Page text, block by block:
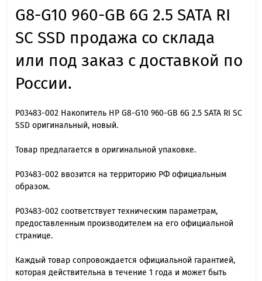
G8-G10 960-GB 6G 2.5 SATA RI
SC SSD продажа со склада
или под заказ с доставкой по
России.
P03483-002 Накопитель HP G8-G10 960-GB 6G 2.5 SATA RI SC
SSD оригинальный, новый.
Товар предлагается в оригинальной упаковке.
P03483-002 ввозится на территорию РФ официальным
образом.
P03483-002 cоответствует техническим параметрам,
предоставленным производителем на его официальной
странице.
Каждый товар сопровождается официальной гарантией,
которая действительна в течение 1 года и может быть